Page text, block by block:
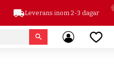
local_shippingLeverans inom 2-3 dagar